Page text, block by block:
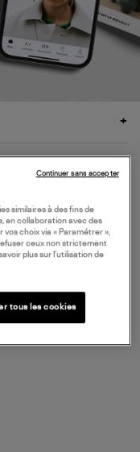
similaires à des fins de
en collaboration avec des
choix via « Paramétrer »,
ceux non strictement
plus sur l’utilisation de
tous les cookies
Continuer sans accepter